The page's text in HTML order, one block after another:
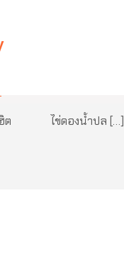
หารยอดฮิต
อดฮิต ไข่ดองน้ำปล […]